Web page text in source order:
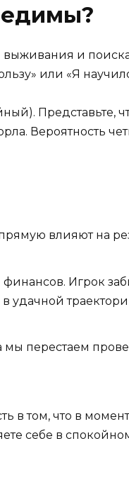
и
или «Я
Представьте,
Вероятность
влияют на
Игрок
удачной
мы перестаем
в том, что в
себе в